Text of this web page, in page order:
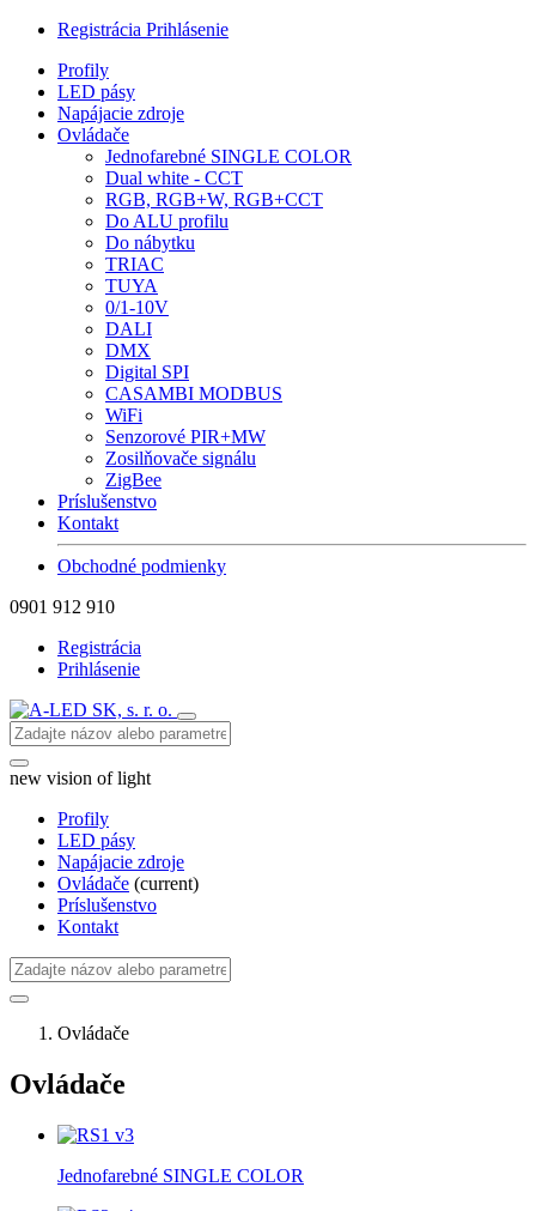
Registrácia Prihlásenie
Profily
LED pásy
Napájacie zdroje
Ovládače
Jednofarebné SINGLE COLOR
Dual white - CCT
RGB, RGB+W, RGB+CCT
Do ALU profilu
Do nábytku
TRIAC
TUYA
0/1-10V
DALI
DMX
Digital SPI
CASAMBI MODBUS
WiFi
Senzorové PIR+MW
Zosilňovače signálu
ZigBee
Príslušenstvo
Kontakt
Obchodné podmienky
0901 912 910
Registrácia
Prihlásenie
new vision of light
Profily
LED pásy
Napájacie zdroje
Ovládače (current)
Príslušenstvo
Kontakt
Ovládače
Ovládače
Jednofarebné SINGLE COLOR